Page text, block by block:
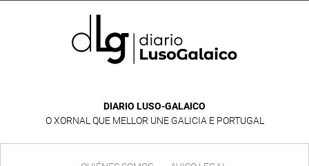
DIARIO LUSO-GALAICO
O XORNAL QUE MELLOR UNE GALICIA E PORTUGAL